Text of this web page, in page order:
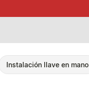
Instalación llave en mano